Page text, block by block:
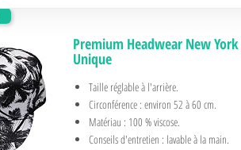
Premium Headwear New
Unique
Taille réglable à l'arrière.
Circonférence : environ 52 à 60 cm.
Matériau : 100 % viscose.
Conseils d'entretien : lavable à la main.